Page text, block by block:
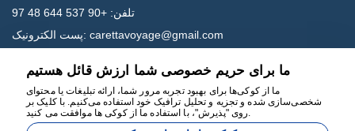
تلفن: +90 537 644 48 97
پست الکترونیک: carettavoyage@gmail.com
رسانه های اجتماعی
ما برای حریم خصوصی شما ارزش قائل هستیم
ما از کوکی‌ها برای بهبود تجربه مرور شما، ارائه تبلیغات یا محتوای
شخصی‌سازی شده و تجزیه و تحلیل ترافیک خود استفاده می‌کنیم. با کلیک بر
روی "پذیرش"، با استفاده ما از کوکی ها موافقت می کنید.